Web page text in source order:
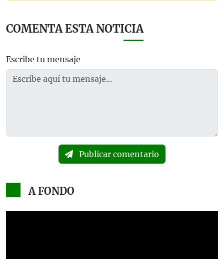
COMENTA ESTA NOTICIA
Escribe tu mensaje
Publicar comentario
A FONDO